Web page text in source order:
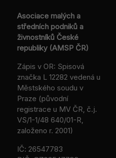
Asociace malých a
středních podniků a
živnostníků České
republiky (AMSP ČR)
Zápis v OR: Spisová
značka L 12282 vedená u
Městského soudu v
Praze (původní
registrace u MV ČR, č.j.
VS/1-1/48 640/01-R,
založeno r. 2001)
IČ: 26547783